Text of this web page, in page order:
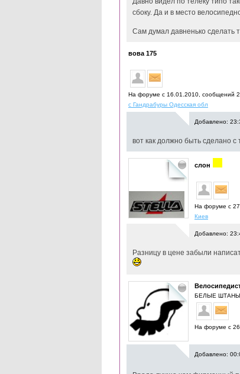
сбоку. Да и в место
Сам думал давненько сделать
вова 175
На форуме с 16.01.2010, cообщений
с Гандрабуры Одесская обл
Добавлено:
вот как должно быть сделано с
слон
На форуме с
Киев
Добавлено:
Разницу в цене забыли
БЕЛЫЕ ШТАНЫ
На форуме с
Добавлено: